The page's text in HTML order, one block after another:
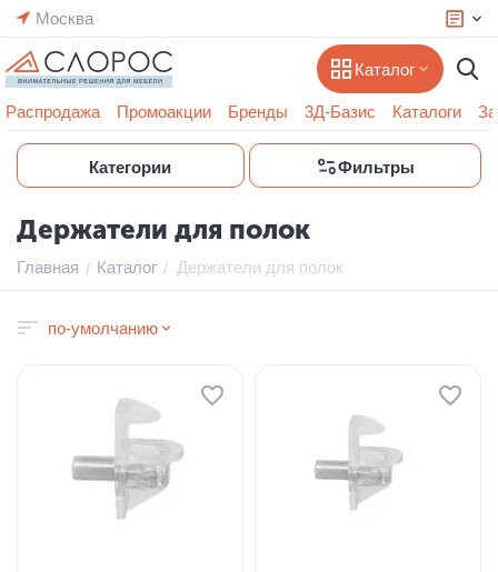
Москва
Каталог
Распродажа Промоакции Бренды 3Д-Базис Каталоги
Категории Фильтры
Держатели для полок
Главная / Каталог / Держатели для полок
по-умолчанию